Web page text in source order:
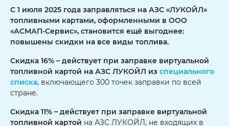
С 1 июля 2025 года заправляться на АЗС «ЛУКОЙЛ»
топливными картами, оформленными в ООО
«АСМАП-Сервис», становится ещё выгоднее:
повышены скидки на все виды топлива.
Скидка 16% – действует при заправке виртуальной
топливной картой на АЗС ЛУКОЙЛ из специального
списка, включающего 300 точек заправки по всей
стране.
Скидка 11% – действует при заправке виртуальной
топливной картой на АЗС ЛУКОЙЛ, не входящих в